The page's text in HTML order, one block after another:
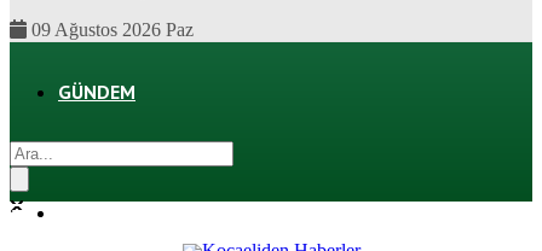
09 Ağustos 2026 Paz
GÜNDEM